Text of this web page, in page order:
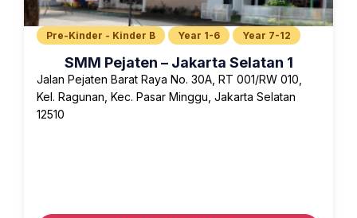
Pre-Kinder - Kinder B Year 1-6 Year 7-12
SMM Pejaten – Jakarta Selatan 1
Jalan Pejaten Barat Raya No. 30A, RT 001/RW 010,
Kel. Ragunan, Kec. Pasar Minggu, Jakarta Selatan
12510